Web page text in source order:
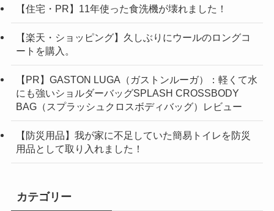
【住宅・PR】11年使った食洗機が壊れました！
【楽天・ショッピング】久しぶりにウールのロングコ
ートを購入。
【PR】GASTON LUGA（ガストンルーガ）：軽くて水
にも強いショルダーバッグSPLASH CROSSBODY
BAG（スプラッシュクロスボディバッグ）レビュー
【防災用品】我が家に不足していた簡易トイレを防災
用品として取り入れました！
カテゴリー